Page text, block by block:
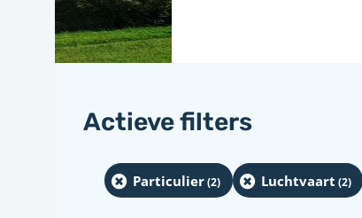
Actieve filters
Particulier(2) Luchtvaart (2)